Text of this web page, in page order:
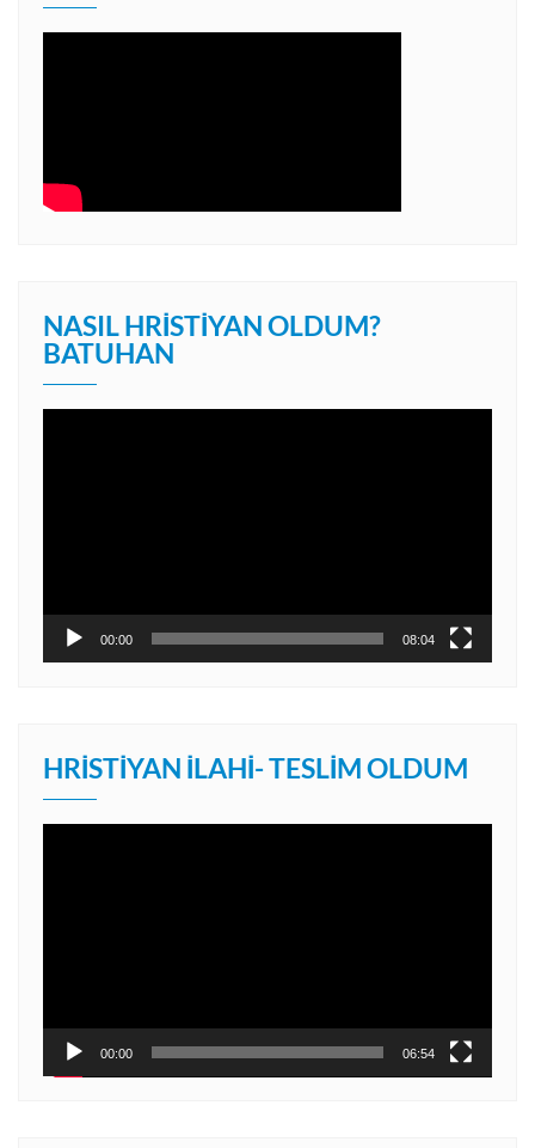
NASIL HRISTIYAN OLDUM?
BATUHAN
00:00 08:04
HRISTIYAN İLAHI- TESLIM OLDUM
00:00 06:54